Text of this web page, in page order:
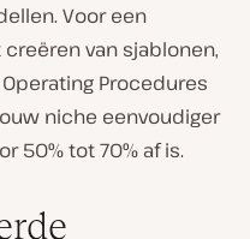
Voor een
van sjablonen,
Procedures
niche eenvoudiger
50% tot 70% af is.